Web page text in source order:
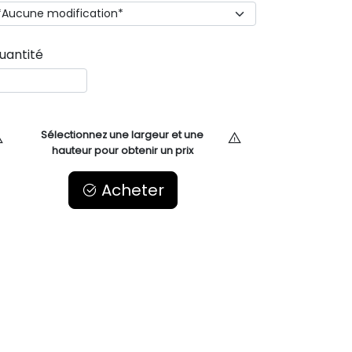
Sélectionnez une largeur et une
hauteur pour obtenir un prix
Acheter